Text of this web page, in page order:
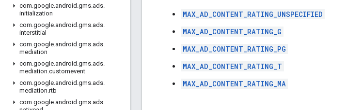
com.google.android .gms.ads.
initialization
com.google.android .gms.ads.
interstitial
com.google.android .gms.ads.
mediation
com.google.android .gms.ads.
mediation.customevent
com.google.android .gms.ads.
mediation.rtb
com.google.android .gms.ads.
MAX_AD_CONTENT_RATING_UNSPECIFIED
MAX_AD_CONTENT_RATING_G
MAX_AD_CONTENT_RATING_PG
MAX_AD_CONTENT_RATING_T
MAX_AD_CONTENT_RATING_MA